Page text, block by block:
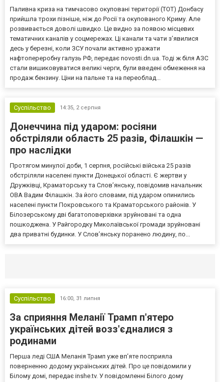
Паливна криза на тимчасово окуповані території (ТОТ) Донбасу
прийшла трохи пізніше, ніж до Росії та окупованого Криму. Але
розвивається доволі швидко. Це видно за появою місцевих
тематичних каналів у соцмережах. Ці канали та чати з’явилися
десь у березні, коли ЗСУ почали активно уражати
нафтопереробну галузь РФ, передає novosti.dn.ua. Тоді ж біля АЗС
стали вишиковуватися великі черги, були введені обмеження на
продаж бензину. Ціни на пальне та на переоблад...
Суспільство 14:35, 2 серпня
Донеччина під ударом: росіяни
обстріляли область 25 разів, Філашкін —
про наслідки
Протягом минулої доби, 1 серпня, російські війська 25 разів
обстріляли населені пункти Донецької області. Є жертви у
Дружківці, Краматорську та Слов’янську, повідомив начальник
ОВА Вадим Філашкін. За його словами, під ударом опинились
населені пункти Покровського та Краматорського районів. У
Білозерському дві багатоповерхівки зруйновані та одна
пошкоджена. У Райгородку Миколаївської громади зруйновані
два приватні будинки. У Слов’янську поранено людину, по...
Суспільство 16:00, 31 липня
За сприяння Меланії Трамп п'ятеро
українських дітей возз'єдналися з
родинами
Перша леді США Меланія Трамп уже впʼяте посприяла
поверненню додому українських дітей. Про це повідомили у
Білому домі, передає inshe.tv. У повідомленні Білого дому